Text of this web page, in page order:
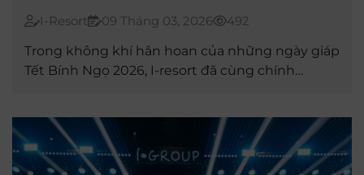
VĨNH
I-Resort 09 Tháng 03, 2026
492
Trong không khí hân hoan của những ngày giáp
Tết Bính Ngọ 2026, I-resort đã cùng chính